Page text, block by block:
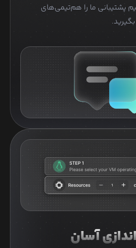
پشتیبانی ما را هم‌تیمی‌های
آسان